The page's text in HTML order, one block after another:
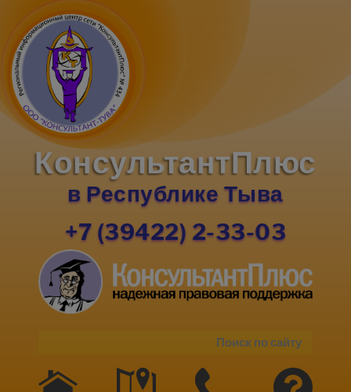
КонсультантПлюс
в Республике Тыва
+7 (39422) 2-33-03